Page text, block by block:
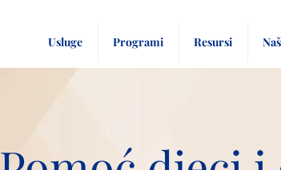
Usluge Programi Resursi